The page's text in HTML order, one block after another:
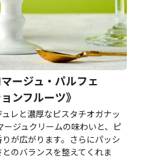
マージュ・パルフェ
ンフルーツ》
レと濃厚なピスタチオガナッ
ジュクリームの味わいと、ピ
が広がります。さらにパッシ
のバランスを整えてくれま